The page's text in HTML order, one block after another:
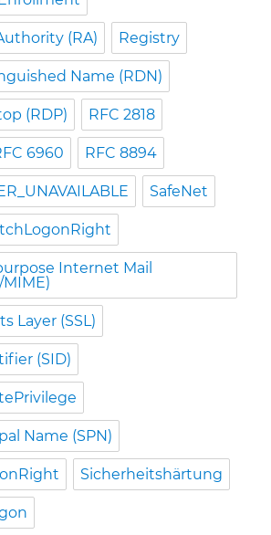
(RA) Registry
Name (RDN)
(RDP) RFC 2818
6960 RFC 8894
SafeNet
Internet Mail
Layer (SSL)
(SID)
Name (SPN)
Sicherheitshärtung